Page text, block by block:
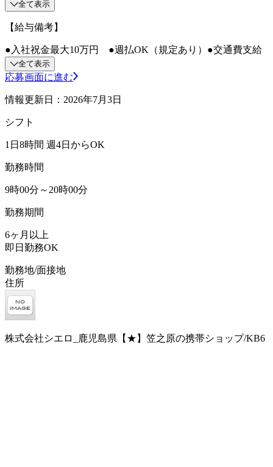
全て表示
【給与備考】
●入社祝金最大10万円 ●週払OK（規定あり）●交通費支給
全て表示
応募画面に進む
情報更新日：2026年7月3日
シフト
1日8時間 週4日からOK
勤務時間
9時00分～20時00分
勤務期間
6ヶ月以上
即日勤務OK
勤務地/面接地
住所
株式会社シエロ_鹿児島県【★】笠之原の携帯ショップ/KB6